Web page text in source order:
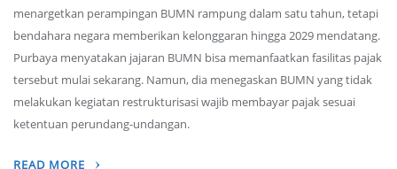
menargetkan perampingan BUMN rampung dalam satu tahun, tetapi
bendahara negara memberikan kelonggaran hingga 2029 mendatang.
Purbaya menyatakan jajaran BUMN bisa memanfaatkan fasilitas pajak
tersebut mulai sekarang. Namun, dia menegaskan BUMN yang tidak
melakukan kegiatan restrukturisasi wajib membayar pajak sesuai
ketentuan perundang-undangan.
READ MORE